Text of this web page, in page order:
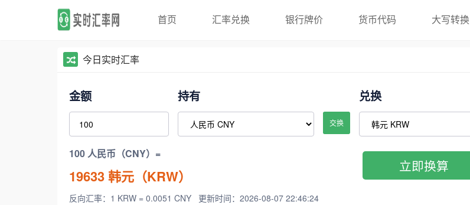
首页 汇率兑换 银行牌价 货币代码 大写转换
今日实时汇率
金额 持有
交换
兑换
100 人民币（CNY）=
19633韩元（KRW）
反向汇率：1 KRW = 0.0051 CNY 更新时间：2026-08-07 22:46:24
立即换算